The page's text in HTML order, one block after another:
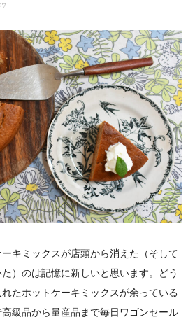
キミックスが店頭から消えた（そして
）のは記憶に新しいと思います。どう
たホットケーキミックスが余っている
級品から量産品まで毎日ワゴンセール